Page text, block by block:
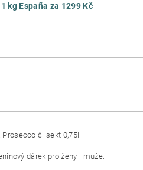
kg España za 1299 Kč
či sekt 0,75l.
dárek pro ženy i muže.